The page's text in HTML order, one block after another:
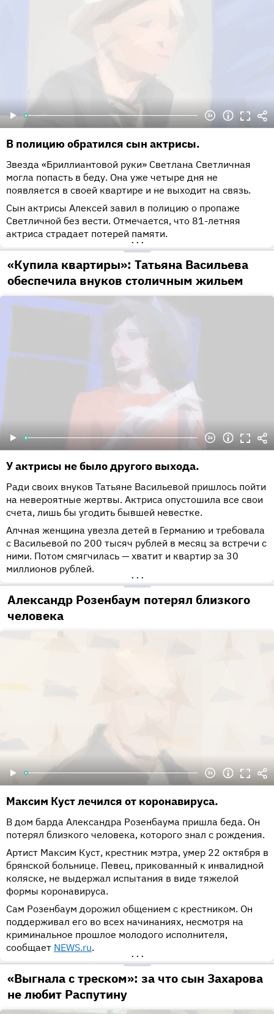
В полицию обратился сын актрисы.
Звезда «Бриллиантовой руки» Светлана Светличная
могла попасть в беду. Она уже четыре дня не
появляется в своей квартире и не выходит на связь.
Сын актрисы Алексей завил в полицию о пропаже
Светличной без вести. Отмечается, что 81-летняя
актриса страдает потерей памяти.
•••
«Купила квартиры»: Татьяна Васильева
обеспечила внуков столичным жильем
У актрисы не было другого выхода.
Ради своих внуков Татьяне Васильевой пришлось пойти
на невероятные жертвы. Актриса опустошила все свои
счета, лишь бы угодить бывшей невестке.
Алчная женщина увезла детей в Германию и требовала
с Васильевой по 200 тысяч рублей в месяц за встречи с
ними. Потом смягчилась — хватит и квартир за 30
миллионов рублей.
•••
Александр Розенбаум потерял близкого
человека
Максим Куст лечился от коронавируса.
В дом барда Александра Розенбаума пришла беда. Он
потерял близкого человека, которого знал с рождения.
Артист Максим Куст, крестник мэтра, умер 22 октября в
брянской больнице. Певец, прикованный к инвалидной
коляске, не выдержал испытания в виде тяжелой
формы коронавируса.
Сам Розенбаум дорожил общением с крестником. Он
поддерживал его во всех начинаниях, несмотря на
криминальное прошлое молодого исполнителя,
сообщает NEWS.ru.
•••
«Выгнала с треском»: за что сын Захарова
не любит Распутину